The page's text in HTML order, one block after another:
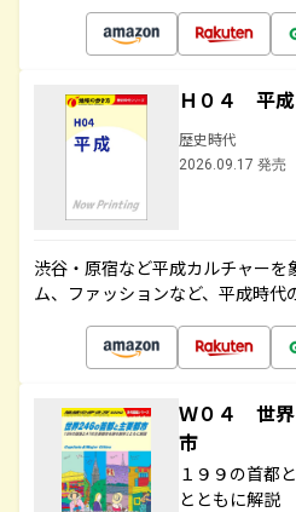
Ｈ０４ 平成
歴史時代
2026.09.17 発売
渋谷・原宿など平成カルチャー
ム、ファッションなど、平成時代
Ｗ０４ 世界
市
１９９の首都
とともに解説